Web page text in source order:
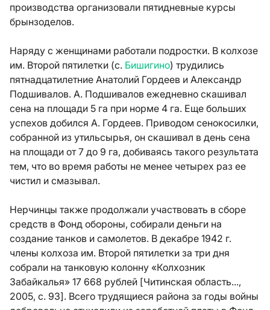
производства организовали пятидневные курсы
брынзоделов.
Наряду с женщинами работали подростки. В колхозе
им. Второй пятилетки (с. Бишигино) трудились
пятнадцатилетние Анатолий Гордеев и Александр
Подшивалов. А. Подшивалов ежедневно скашивал
сена на площади 5 га при норме 4 га. Еще больших
успехов добился А. Гордеев. Приводом сенокосилки,
собранной из утильсырья, он скашивал в день сена
на площади от 7 до 9 га, добиваясь такого результата
тем, что во время работы не менее четырех раз ее
чистил и смазывал.
Нерчинцы также продолжали участвовать в сборе
средств в Фонд обороны, собирали деньги на
создание танков и самолетов. В декабре 1942 г.
члены колхоза им. Второй пятилетки за три дня
собрали на танковую колонну «Колхозник
Забайкалья» 17 668 рублей [Читинская область...,
2005, с. 93]. Всего трудящиеся района за годы войны